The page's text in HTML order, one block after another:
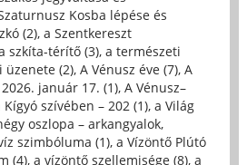
Kosba lépése és
(2), a Szentkereszt
szkíta-térítő (3), a természeti
üzenete (2), A Vénusz éve (7), A
január 17. (1), A Vénusz–
szívében – 202 (1), a Világ
oszlopa – arkangyalok,
szimbóluma (1), a Vízöntő Plútó
(4), a vízöntő szellemisége (8), a